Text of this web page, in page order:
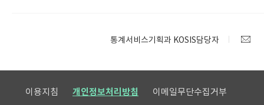
통계서비스기획과 KOSIS담당자
이용지침 개인정보처리방침 이메일무단수집거부